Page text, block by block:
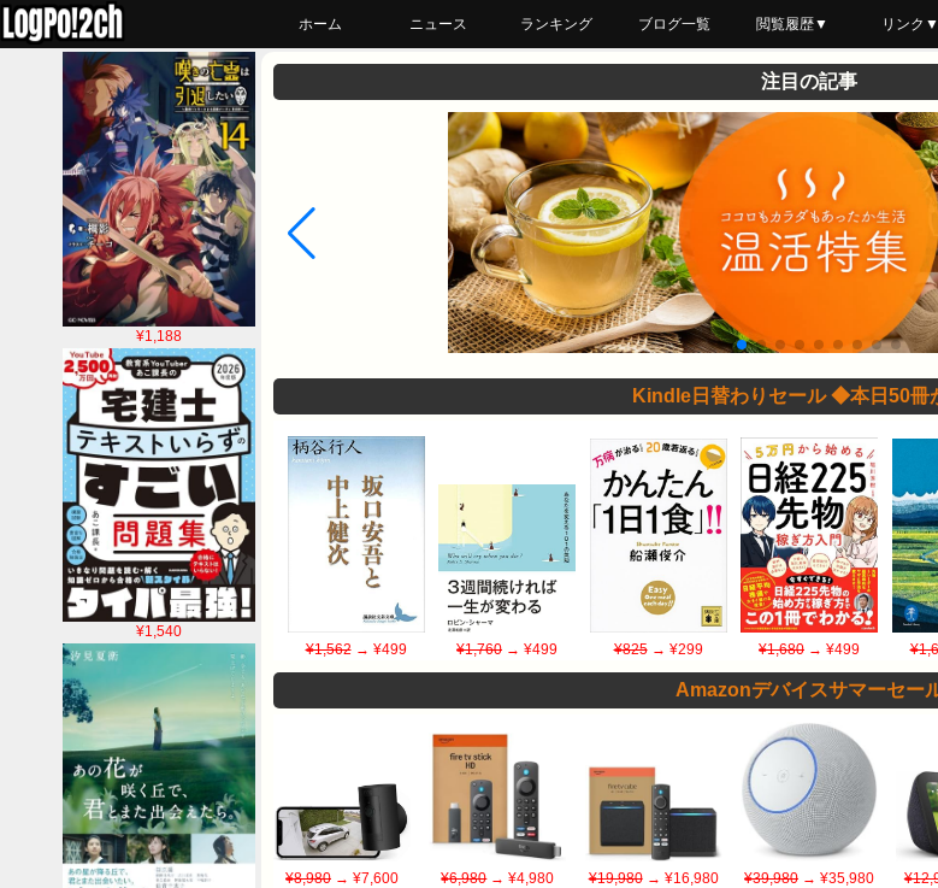
ホーム ニュース ランキング ブログ一覧 閲覧履歴▼
最近読んだ
あとで読む
ブックマーク
リンク▼
¥1,188
¥1,540
注目の記事
Kindle日替わりセール ◆本日50冊
¥1,562→ ¥499 ¥1,760 → ¥499 ¥825→ ¥299 ¥1,680 → ¥499
Amazonデバイスサマーセー
¥8,980 → ¥7,600 ¥6,980→ ¥4,980 ¥19,980→ ¥16,980 ¥39,980→ ¥35,980